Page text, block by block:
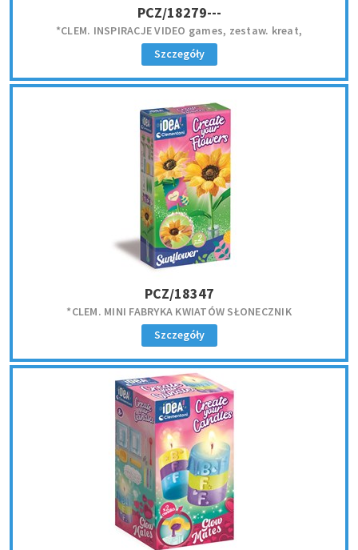
PCZ/18279---
*CLEM. INSPIRACJE VIDEO games, zestaw. kreat,
Szczegóły
PCZ/18347
*CLEM. MINI FABRYKA KWIATÓW SŁONECZNIK
Szczegóły